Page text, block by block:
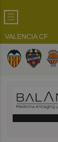
VALENCIA CF